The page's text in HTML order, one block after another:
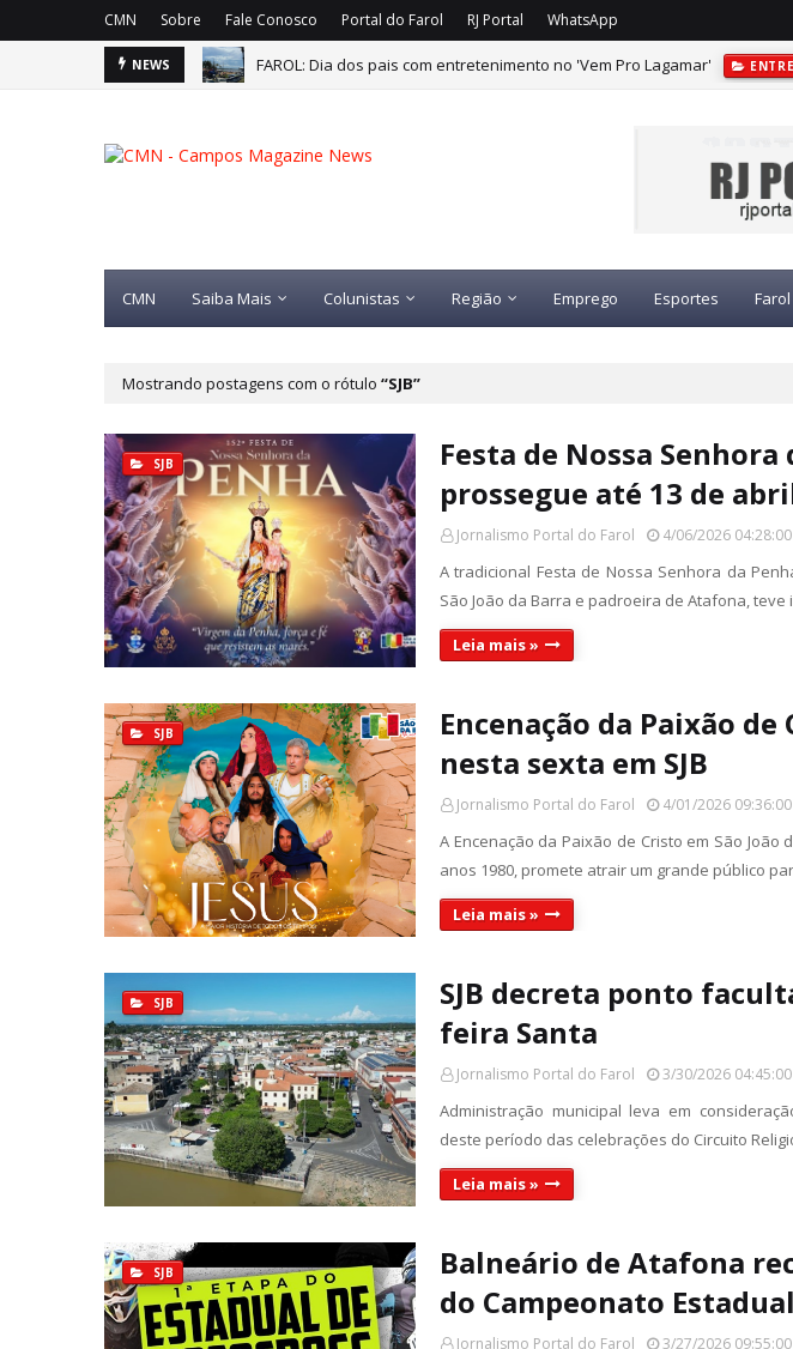
CMN Sobre Fale Conosco Portal do Farol RJ Portal WhatsApp
NEWS FAROL: Dia dos pais com entretenimento no 'Vem Pro Lagamar'
CMN Saiba Mais Colunistas Região Emprego Esportes Farol
Mostrando postagens com o rótulo SJB
SJB
Festa de Nossa Senhora
prossegue até 13 de
Jornalismo Portal do Farol 4/06/2026 04:28:00
A tradicional Festa de Nossa Senhora da
São João da Barra e padroeira de Atafona,
Leia mais »
SJB
Encenação da Paixão
nesta sexta em SJB
Jornalismo Portal do Farol 4/01/2026 09:36:00
A Encenação da Paixão de Cristo em São
anos 1980, promete atrair um grande público
Leia mais »
SJB
SJB decreta ponto
feira Santa
Jornalismo Portal do Farol 3/30/2026 04:45:00
Administração municipal leva em
deste período das celebrações do Circuito
Leia mais »
SJB
Balneário de Atafona
do Campeonato
Jornalismo Portal do Farol 3/27/2026 09:55:00